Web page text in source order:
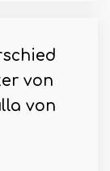
von
von